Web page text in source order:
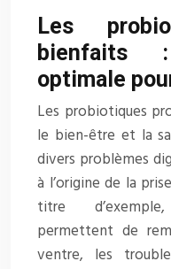
Les
bienfaits
optimale
Les probiotiques
le bien-être et la
divers problèmes
à l’origine de la
titre
permettent de
ventre, les